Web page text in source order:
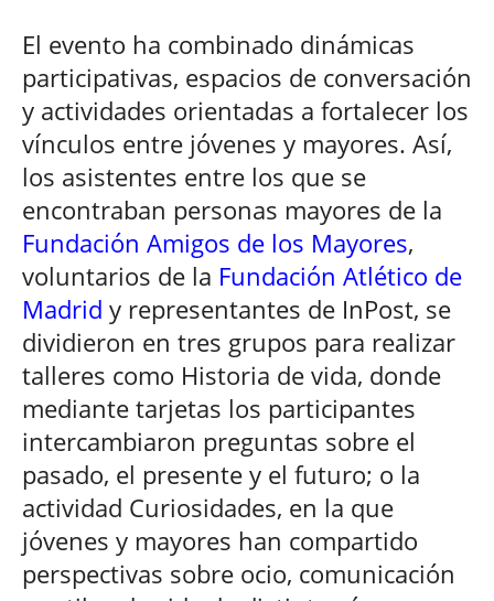
El evento ha combinado dinámicas
participativas, espacios de conversación
y actividades orientadas a fortalecer los
vínculos entre jóvenes y mayores. Así,
los asistentes entre los que se
encontraban personas mayores de la
Fundación Amigos de los Mayores,
voluntarios de la Fundación Atlético de
Madrid y representantes de InPost, se
dividieron en tres grupos para realizar
talleres como Historia de vida, donde
mediante tarjetas los participantes
intercambiaron preguntas sobre el
pasado, el presente y el futuro; o la
actividad Curiosidades, en la que
jóvenes y mayores han compartido
perspectivas sobre ocio, comunicación